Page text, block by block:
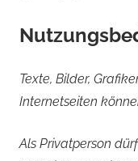
Texte, Bilder,
Internetseiten
Als Privatperson